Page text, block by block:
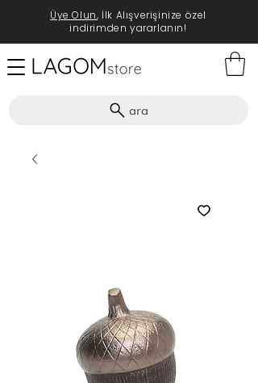
ara
Üye Olun, İlk Alışverişinize özel
indirimden yararlanın!